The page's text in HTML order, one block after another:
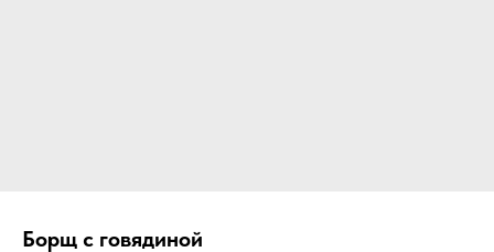
Борщ с говядиной